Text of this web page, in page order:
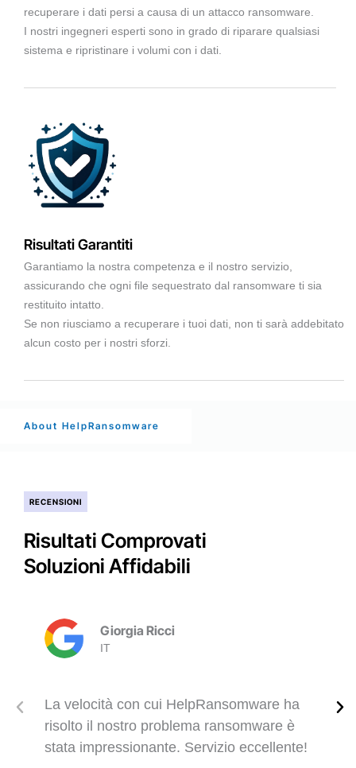
recuperare i dati persi a causa di un attacco ransomware.
I nostri ingegneri esperti sono in grado di riparare qualsiasi
sistema e ripristinare i volumi con i dati.
Risultati Garantiti
Garantiamo la nostra competenza e il nostro servizio,
assicurando che ogni file sequestrato dal ransomware ti sia
restituito intatto.
Se non riusciamo a recuperare i tuoi dati, non ti sarà addebitato
alcun costo per i nostri sforzi.
About HelpRansomware
RECENSIONI
Risultati Comprovati
Soluzioni Affidabili
La velocità con cui HelpRansomware ha
risolto il nostro problema ransomware è
stata impressionante. Servizio eccellente!
Giorgia Ricci
IT